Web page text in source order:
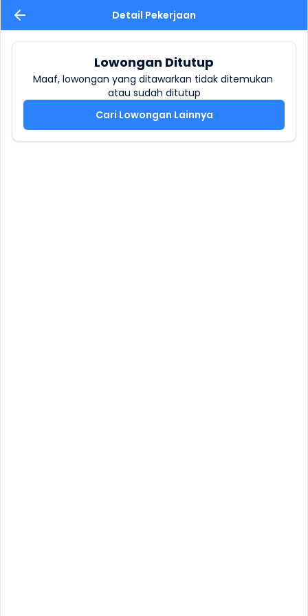
Detail Pekerjaan
Lowongan Ditutup
Maaf, lowongan yang ditawarkan tidak ditemukan
atau sudah ditutup
Cari Lowongan Lainnya